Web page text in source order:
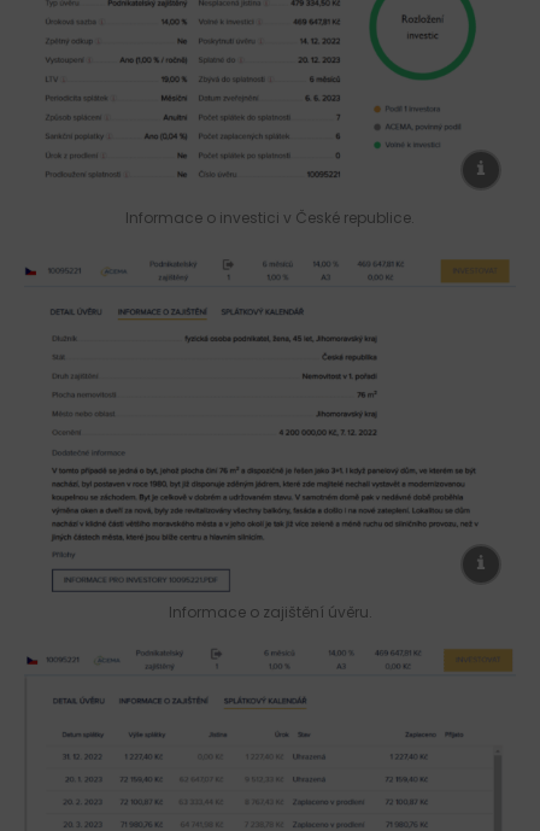
Informace o investici v České republice.
Informace o zajištění úvěru.